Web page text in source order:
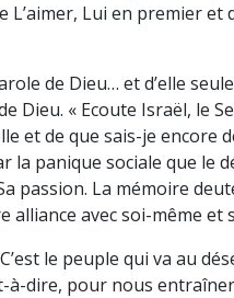
Lui en premier et
de Dieu… et d’elle
Dieu. « Ecoute Israël, le
et de que sais-je encore
panique sociale que le
passion. La mémoire
alliance avec soi-même et
le peuple qui va au
à-dire, pour nous